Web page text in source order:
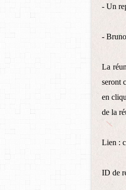
- Un
-
La
seront
en
de la
Lien :
ID de